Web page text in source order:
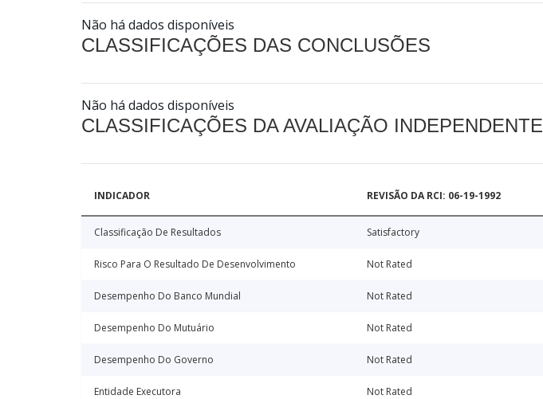
Não há dados disponíveis
CLASSIFICAÇÕES DAS CONCLUSÕES
Não há dados disponíveis
CLASSIFICAÇÕES DA AVALIAÇÃO INDEPENDENTE
INDICADOR REVISÃO DA RCI: 06-19-1992
Classificação De Resultados Satisfactory
Risco Para O Resultado De Desenvolvimento Not Rated
Desempenho Do Banco Mundial Not Rated
Desempenho Do Mutuário Not Rated
Desempenho Do Governo Not Rated
Entidade Executora Not Rated